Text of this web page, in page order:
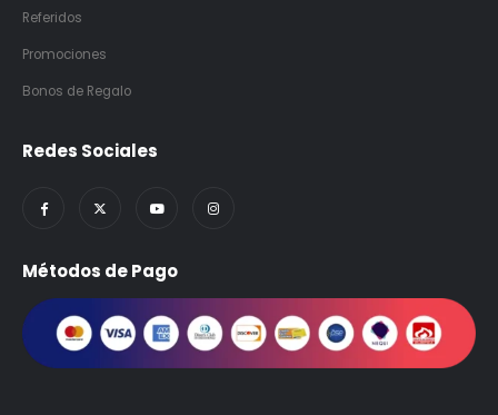
Referidos
Promociones
Bonos de Regalo
Redes Sociales
Métodos de Pago